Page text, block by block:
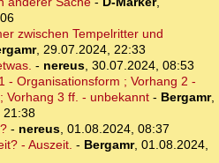
zwischen Tempelritter und
, 29.07.2024, 22:33
- nereus, 30.07.2024, 08:53
- Organisationsform ; Vorhang 2 -
Vorhang 3 ff. - unbekannt - Bergamr,
21:38
- nereus, 01.08.2024, 08:37
- Auszeit. - Bergamr, 01.08.2024,